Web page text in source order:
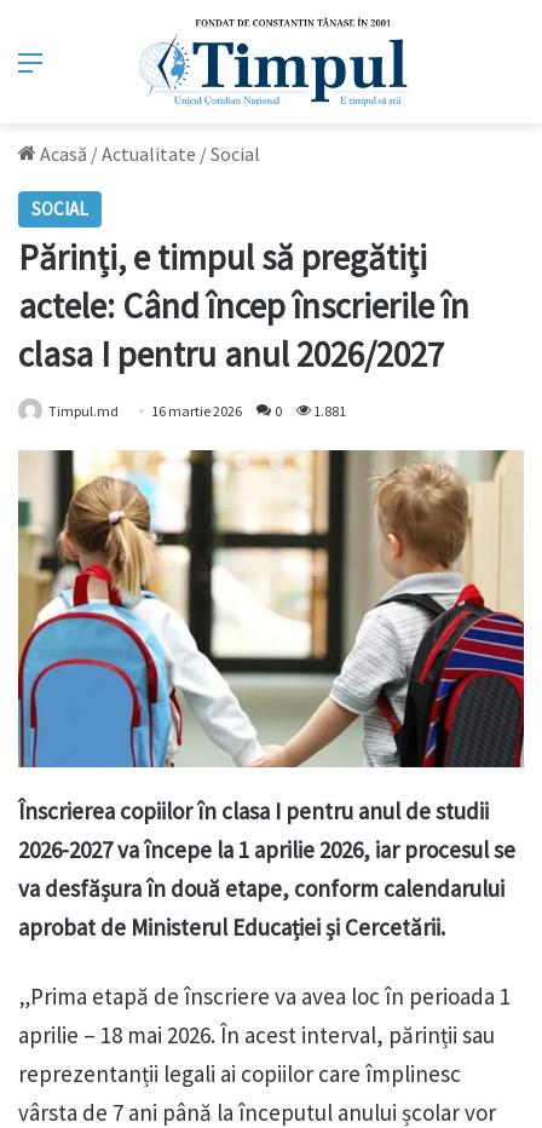
Meniu
Acasă /Actualitate /Social
SOCIAL
Părinți, e timpul să pregătiți
actele: Când încep înscrierile în
clasa I pentru anul 2026/2027
Timpul.md 16 martie 2026 0 1.881
Înscrierea copiilor în clasa I pentru anul de studii
2026-2027 va începe la 1 aprilie 2026, iar procesul se
va desfășura în două etape, conform calendarului
aprobat de Ministerul Educației și Cercetării.
„Prima etapă de înscriere va avea loc în perioada 1
aprilie – 18 mai 2026. În acest interval, părinții sau
reprezentanții legali ai copiilor care împlinesc
vârsta de 7 ani până la începutul anului școlar vor